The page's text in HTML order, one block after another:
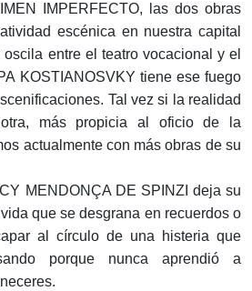
IMPERFECTO, las dos obras
escénica en nuestra capital
entre el teatro vocacional y el
KOSTIANOSVKY tiene ese fuego
Tal vez si la realidad
más propicia al oficio de la
actualmente con más obras de su
MENDONÇA DE SPINZI deja su
que se desgrana en recuerdos o
al círculo de una histeria que
porque nunca aprendió a